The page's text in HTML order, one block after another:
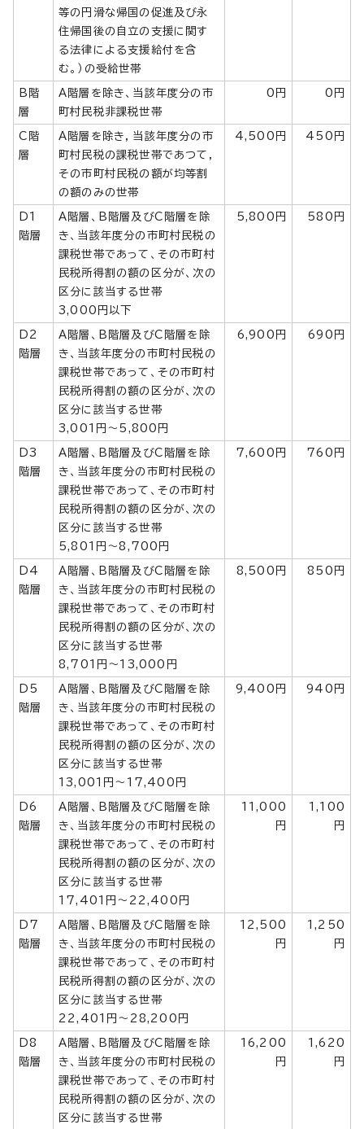
等の円滑な帰国の促進及び永
住帰国後の自立の支援に関す
る法律による支援給付を含
む。）の受給世帯
B階
層
A階層を除き、当該年度分の市
町村民税非課税世帯
0円 0円
C階
層
A階層を除き，当該年度分の市
町村民税の課税世帯であつて，
その市町村民税の額が均等割
の額のみの世帯
4,500円 450円
D1
階層
A階層、B階層及びC階層を除
き、当該年度分の市町村民税の
課税世帯であって、その市町村
民税所得割の額の区分が、次の
区分に該当する世帯
3,000円以下
5,800円 580円
D2
階層
A階層、B階層及びC階層を除
き、当該年度分の市町村民税の
課税世帯であって、その市町村
民税所得割の額の区分が、次の
区分に該当する世帯
3,001円～5,800円
6,900円 690円
D3
階層
A階層、B階層及びC階層を除
き、当該年度分の市町村民税の
課税世帯であって、その市町村
民税所得割の額の区分が、次の
区分に該当する世帯
5,801円～8,700円
7,600円 760円
D4
階層
A階層、B階層及びC階層を除
き、当該年度分の市町村民税の
課税世帯であって、その市町村
民税所得割の額の区分が、次の
区分に該当する世帯
8,701円～13,000円
8,500円 850円
D5
階層
A階層、B階層及びC階層を除
き、当該年度分の市町村民税の
課税世帯であって、その市町村
民税所得割の額の区分が、次の
区分に該当する世帯
13,001円～17,400円
9,400円 940円
D6
階層
A階層、B階層及びC階層を除
き、当該年度分の市町村民税の
課税世帯であって、その市町村
民税所得割の額の区分が、次の
区分に該当する世帯
17,401円～22,400円
11,000
円
1,100
円
D7
階層
A階層、B階層及びC階層を除
き、当該年度分の市町村民税の
課税世帯であって、その市町村
民税所得割の額の区分が、次の
区分に該当する世帯
22,401円～28,200円
12,500
円
1,250
円
D8
階層
A階層、B階層及びC階層を除
き、当該年度分の市町村民税の
課税世帯であって、その市町村
民税所得割の額の区分が、次の
区分に該当する世帯
16,200
円
1,620
円